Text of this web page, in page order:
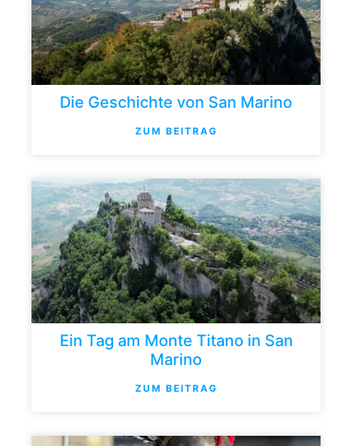
Die Geschichte von San Marino
ZUM BEITRAG
Ein Tag am Monte Titano in San
Marino
ZUM BEITRAG